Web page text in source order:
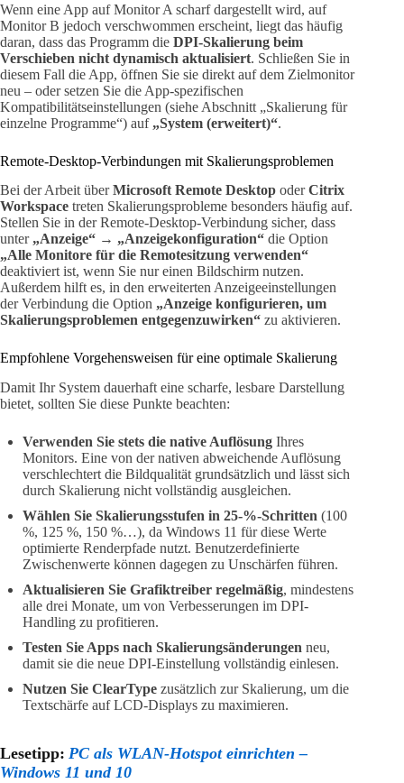
Wenn eine App auf Monitor A scharf dargestellt wird, auf
Monitor B jedoch verschwommen erscheint, liegt das häufig
daran, dass das Programm die DPI-Skalierung beim
Verschieben nicht dynamisch aktualisiert. Schließen Sie in
diesem Fall die App, öffnen Sie sie direkt auf dem Zielmonitor
neu – oder setzen Sie die App-spezifischen
Kompatibilitätseinstellungen (siehe Abschnitt „Skalierung für
einzelne Programme“) auf „System (erweitert)“.
Remote-Desktop-Verbindungen mit Skalierungsproblemen
Bei der Arbeit überMicrosoft Remote Desktop oderCitrix
Workspace treten Skalierungsprobleme besonders häufig auf.
Stellen Sie in der Remote-Desktop-Verbindung sicher, dass
unter „Anzeige“ → „Anzeigekonfiguration“ die Option
„Alle Monitore für die Remotesitzung verwenden“
deaktiviert ist, wenn Sie nur einen Bildschirm nutzen.
Außerdem hilft es, in den erweiterten Anzeigeeinstellungen
der Verbindung die Option „Anzeige konfigurieren, um
Skalierungsproblemen entgegenzuwirken“ zu aktivieren.
Empfohlene Vorgehensweisen für eine optimale Skalierung
Damit Ihr System dauerhaft eine scharfe, lesbare Darstellung
bietet, sollten Sie diese Punkte beachten:
Verwenden Sie stets die native Auflösung Ihres
Monitors. Eine von der nativen abweichende Auflösung
verschlechtert die Bildqualität grundsätzlich und lässt sich
durch Skalierung nicht vollständig ausgleichen.
Wählen Sie Skalierungsstufen in 25-%-Schritten (100
%, 125 %, 150 %…), da Windows 11 für diese Werte
optimierte Renderpfade nutzt. Benutzerdefinierte
Zwischenwerte können dagegen zu Unschärfen führen.
Aktualisieren Sie Grafiktreiber regelmäßig, mindestens
alle drei Monate, um von Verbesserungen im DPI-
Handling zu profitieren.
Testen Sie Apps nach Skalierungsänderungen neu,
damit sie die neue DPI-Einstellung vollständig einlesen.
Nutzen Sie ClearType zusätzlich zur Skalierung, um die
Textschärfe auf LCD-Displays zu maximieren.
Lesetipp: PC als WLAN-Hotspot einrichten –
Windows 11 und 10